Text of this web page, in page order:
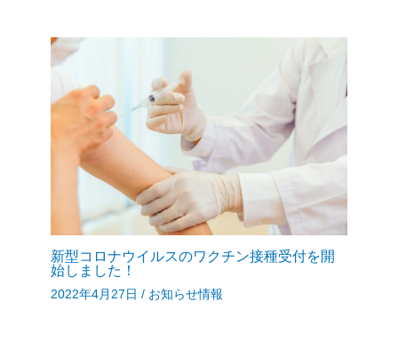
新型コロナウイルスのワクチン接種受付を開
始しました！
2022年4月27日 / お知らせ情報